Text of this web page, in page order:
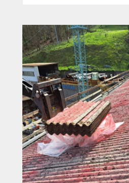
da imprese certificate.